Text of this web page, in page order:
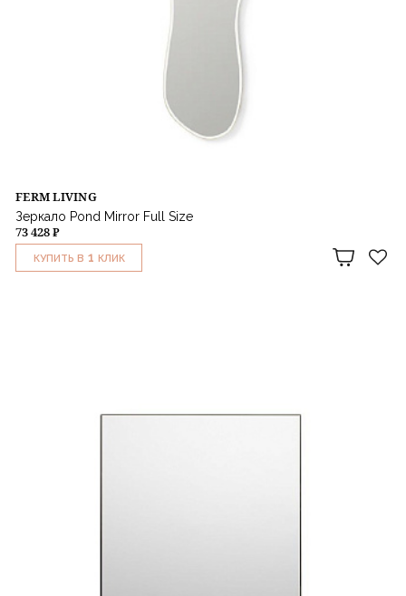
FERM LIVING
Зеркало Pond Mirror Full Size
73 428 ₽
КУПИТЬ В 1 КЛИК